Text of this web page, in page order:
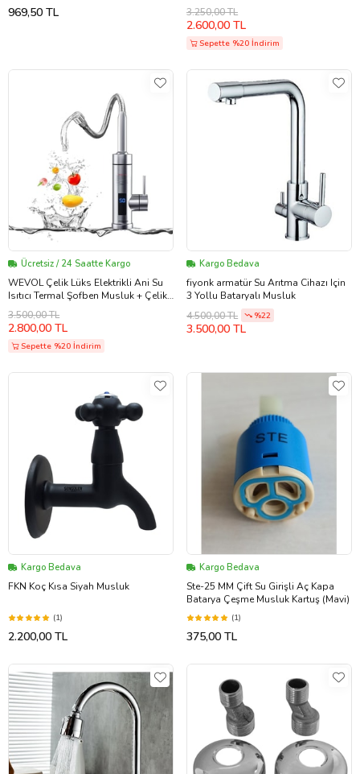
969,50 TL 3.250,00 TL
2.600,00 TL
Sepette %20 İndirim
Ücretsiz / 24 Saatte Kargo
WEVOL Çelik Lüks Elektrikli Ani Su
Isıtıcı Termal Şofben Musluk + Çelik
Siprel Başlık Hediyeli.
3.500,00 TL
2.800,00 TL
Sepette %20 İndirim
Kargo Bedava
fiyonk armatür Su Arıtma Cihazı Için
3 Yollu Bataryalı Musluk
4.500,00 TL
%22
3.500,00 TL
Kargo Bedava
FKN Koç Kısa Siyah Musluk
(1)
2.200,00 TL
Kargo Bedava
Ste-25 MM Çift Su Girişli Aç Kapa
Batarya Çeşme Musluk Kartuş (Mavi)
(1)
375,00 TL